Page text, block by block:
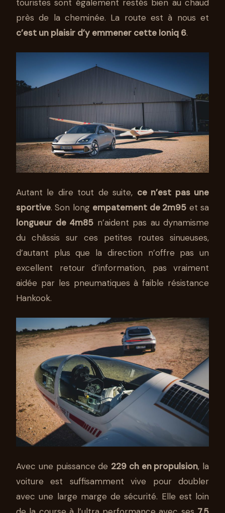
touristes sont également restés bien au chaud
près de la cheminée. La route est à nous et
c’est un plaisir d’y emmener cette Ioniq 6.
Autant le dire tout de suite, ce n’est pas une
sportive. Son long empatement de 2m95 et sa
longueur de 4m85 n’aident pas au dynamisme
du châssis sur ces petites routes sinueuses,
d’autant plus que la direction n’offre pas un
excellent retour d’information, pas vraiment
aidée par les pneumatiques à faible résistance
Hankook.
Avec une puissance de 229 ch en propulsion, la
voiture est suffisamment vive pour doubler
avec une large marge de sécurité. Elle est loin